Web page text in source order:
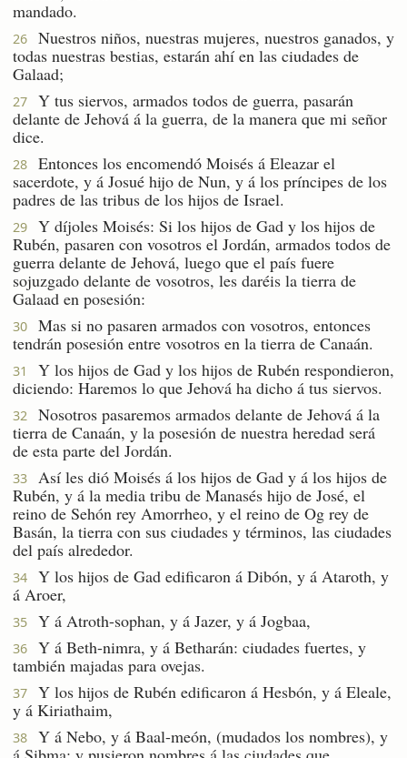
mandado.
26
Nuestros niños, nuestras mujeres, nuestros ganados, y
todas nuestras bestias, estarán ahí en las ciudades de
Galaad;
27
Y tus siervos, armados todos de guerra, pasarán
delante de Jehová á la guerra, de la manera que mi señor
dice.
28
Entonces los encomendó Moisés á Eleazar el
sacerdote, y á Josué hijo de Nun, y á los príncipes de los
padres de las tribus de los hijos de Israel.
29
Y díjoles Moisés: Si los hijos de Gad y los hijos de
Rubén, pasaren con vosotros el Jordán, armados todos de
guerra delante de Jehová, luego que el país fuere
sojuzgado delante de vosotros, les daréis la tierra de
Galaad en posesión:
30
Mas si no pasaren armados con vosotros, entonces
tendrán posesión entre vosotros en la tierra de Canaán.
31
Y los hijos de Gad y los hijos de Rubén respondieron,
diciendo: Haremos lo que Jehová ha dicho á tus siervos.
32
Nosotros pasaremos armados delante de Jehová á la
tierra de Canaán, y la posesión de nuestra heredad será
de esta parte del Jordán.
33
Así les dió Moisés á los hijos de Gad y á los hijos de
Rubén, y á la media tribu de Manasés hijo de José, el
reino de Sehón rey Amorrheo, y el reino de Og rey de
Basán, la tierra con sus ciudades y términos, las ciudades
del país alrededor.
34
Y los hijos de Gad edificaron á Dibón, y á Ataroth, y
á Aroer,
35 Y á Atroth-sophan, y á Jazer, y á Jogbaa,
36
Y á Beth-nimra, y á Betharán: ciudades fuertes, y
también majadas para ovejas.
37
Y los hijos de Rubén edificaron á Hesbón, y á Eleale,
y á Kiriathaim,
38
Y á Nebo, y á Baal-meón, (mudados los nombres), y